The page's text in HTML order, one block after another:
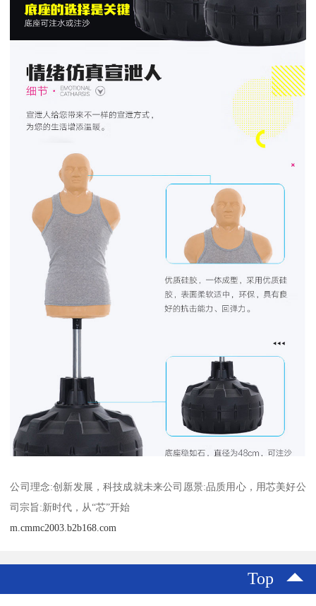
公司理念:创新发展，科技成就未来公司愿景:品质用心，用芯美好公
司宗旨:新时代，从“芯”开始
m.cmmc2003.b2b168.com
Top